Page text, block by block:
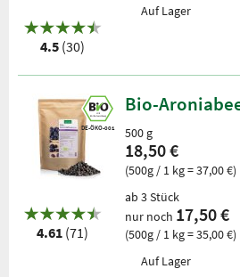
4.5 (30)
Auf Lager
DE-ÖKO-001
4.61 (71)
Bio-
500 g
18,50 €
(500g / 1 kg = 37,00 €)
ab 3 Stück
nur noch 17,50 €
(500g / 1 kg = 35,00 €)
Auf Lager